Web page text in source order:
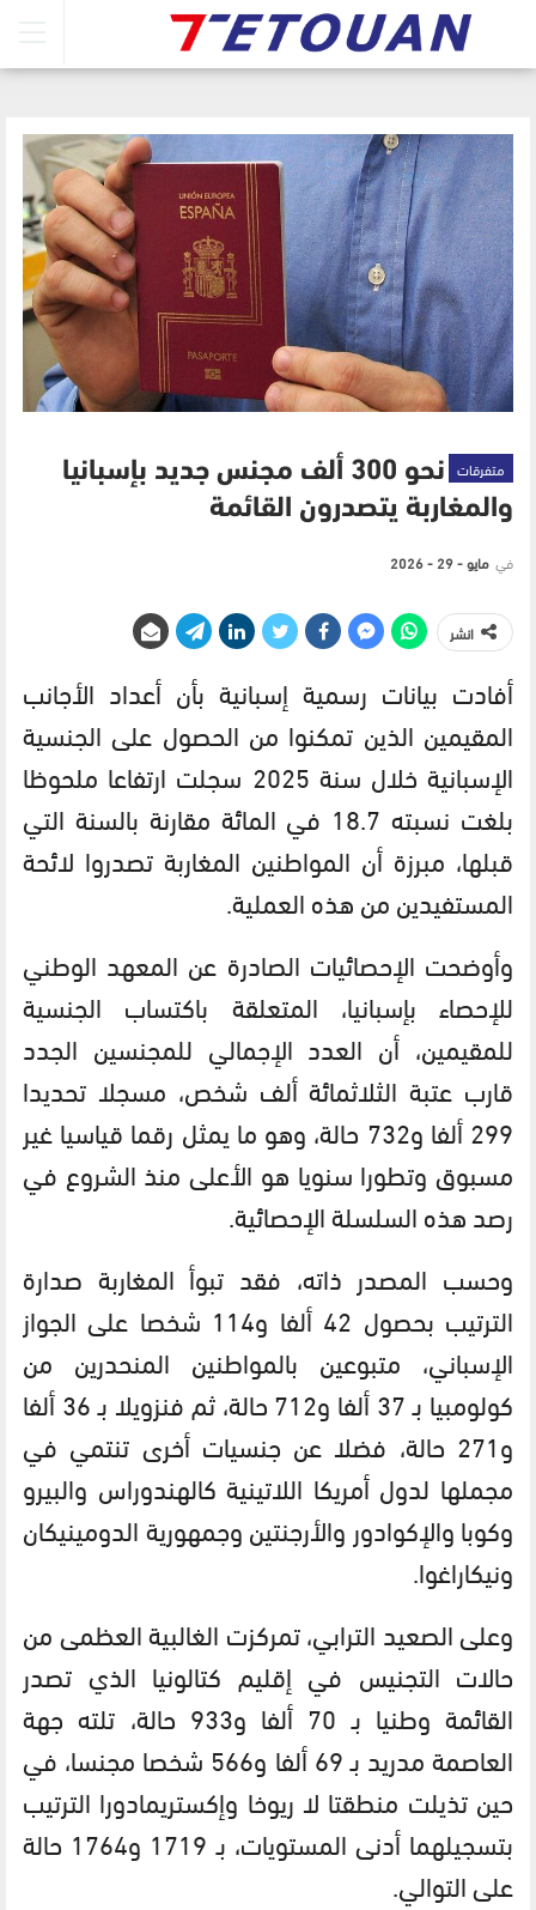
متفرقات
نحو 300 ألف مجنس جديد بإسبانيا
والمغاربة يتصدرون القائمة
في مايو - 29 - 2026
انشر
أفادت بيانات رسمية إسبانية بأن أعداد الأجانب
المقيمين الذين تمكنوا من الحصول على الجنسية
الإسبانية خلال سنة 2025 سجلت ارتفاعا ملحوظا
بلغت نسبته 18.7 في المائة مقارنة بالسنة التي
قبلها، مبرزة أن المواطنين المغاربة تصدروا لائحة
المستفيدين من هذه العملية.
وأوضحت الإحصائيات الصادرة عن المعهد الوطني
للإحصاء بإسبانيا، المتعلقة باكتساب الجنسية
للمقيمين، أن العدد الإجمالي للمجنسين الجدد
قارب عتبة الثلاثمائة ألف شخص، مسجلا تحديدا
299 ألفا و732 حالة، وهو ما يمثل رقما قياسيا غير
مسبوق وتطورا سنويا هو الأعلى منذ الشروع في
رصد هذه السلسلة الإحصائية.
وحسب المصدر ذاته، فقد تبوأ المغاربة صدارة
الترتيب بحصول 42 ألفا و114 شخصا على الجواز
الإسباني، متبوعين بالمواطنين المنحدرين من
كولومبيا بـ 37 ألفا و712 حالة، ثم فنزويلا بـ 36 ألفا
و271 حالة، فضلا عن جنسيات أخرى تنتمي في
مجملها لدول أمريكا اللاتينية كالهندوراس والبيرو
وكوبا والإكوادور والأرجنتين وجمهورية الدومينيكان
ونيكاراغوا.
وعلى الصعيد الترابي، تمركزت الغالبية العظمى من
حالات التجنيس في إقليم كتالونيا الذي تصدر
القائمة وطنيا بـ 70 ألفا و933 حالة، تلته جهة
العاصمة مدريد بـ 69 ألفا و566 شخصا مجنسا، في
حين تذيلت منطقتا لا ريوخا وإكستريمادورا الترتيب
بتسجيلهما أدنى المستويات، بـ 1719 و1764 حالة
على التوالي.